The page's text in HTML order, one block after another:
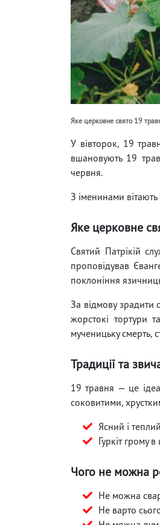
Яке церковне свято 19
У вівторок, 19
вшановують 19
червня.
З іменинами вітають
Яке церковне
Святий Патрікій
проповідував
поклоніння
За відмову зрадити
жорстокі тортури
мученицьку смерть,
Традиції та
19 травня — це
соковитими,
Ясний і
Гуркіт грому
Чого не можна
Не можна
Не варто